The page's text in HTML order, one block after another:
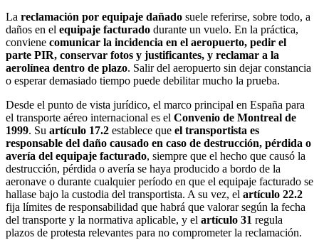
La reclamación por equipaje dañado suele referirse, sobre todo, a
daños en el equipaje facturado durante un vuelo. En la práctica,
conviene comunicar la incidencia en el aeropuerto, pedir el
parte PIR, conservar fotos y justificantes, y reclamar a la
aerolínea dentro de plazo. Salir del aeropuerto sin dejar constancia
o esperar demasiado tiempo puede debilitar mucho la prueba.
Desde el punto de vista jurídico, el marco principal en España para
el transporte aéreo internacional es el Convenio de Montreal de
1999. Su artículo 17.2 establece que el transportista es
responsable del daño causado en caso de destrucción, pérdida o
avería del equipaje facturado, siempre que el hecho que causó la
destrucción, pérdida o avería se haya producido a bordo de la
aeronave o durante cualquier período en que el equipaje facturado se
hallase bajo la custodia del transportista. A su vez, el artículo 22.2
fija límites de responsabilidad que habrá que valorar según la fecha
del transporte y la normativa aplicable, y el artículo 31 regula
plazos de protesta relevantes para no comprometer la reclamación.